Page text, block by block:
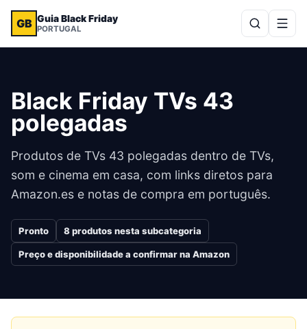
GB Guia Black Friday
PORTUGAL
Black Friday TVs 43
polegadas
Produtos de TVs 43 polegadas dentro de TVs,
som e cinema em casa, com links diretos para
Amazon.es e notas de compra em português.
Pronto 8produtos nesta subcategoria
Preço e disponibilidade a confirmar na Amazon